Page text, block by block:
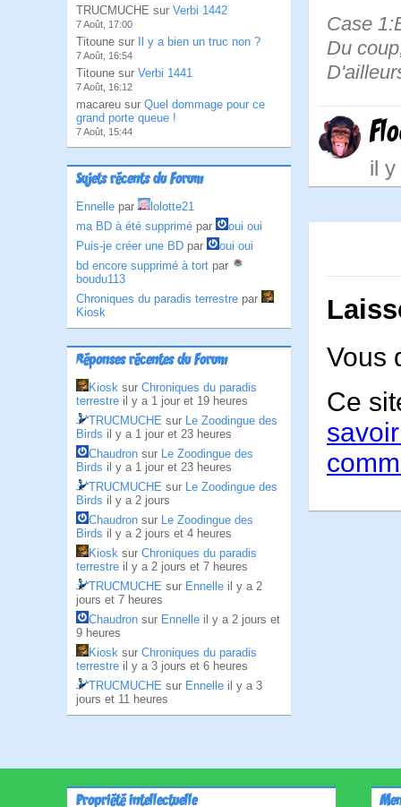
TRUCMUCHE sur Verbi 1442
7 Août, 17:00
Titoune sur Il y a bien un truc non ?
7 Août, 16:54
Titoune sur Verbi 1441
7 Août, 16:12
macareu sur Quel dommage pour ce
grand porte queue !
7 Août, 15:44
Sujets récents du Forum
Ennelle par
lolotte21
ma BD à été supprimé par
oui oui
Puis-je créer une BD par
oui oui
bd encore supprimé à tort par
boudu113
Chroniques du paradis terrestre par
Kiosk
Réponses récentes du Forum
Kiosk sur Chroniques du paradis
terrestre il y a 1 jour et 19 heures
TRUCMUCHE sur Le Zoodingue des
Birds il y a 1 jour et 23 heures
Chaudron sur Le Zoodingue des
Birds il y a 1 jour et 23 heures
TRUCMUCHE sur Le Zoodingue des
Birds il y a 2 jours
Chaudron sur Le Zoodingue des
Birds il y a 2 jours et 4 heures
Kiosk sur Chroniques du paradis
terrestre il y a 2 jours et 7 heures
TRUCMUCHE sur Ennelle il y a 2
jours et 7 heures
Chaudron sur Ennelle il y a 2 jours et
9 heures
Kiosk sur Chroniques du paradis
terrestre il y a 3 jours et 6 heures
TRUCMUCHE sur Ennelle il y a 3
jours et 11 heures
Case
Du
il y
Vous
Ce
Propriété intellectuelle